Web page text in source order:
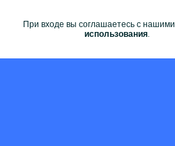
При входе вы соглашаетесь с нашими
использования.